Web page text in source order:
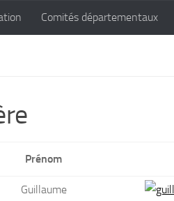
Comités départementaux
Prénom
Guillaume